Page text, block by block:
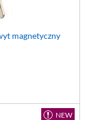
magnetyczny
NEW